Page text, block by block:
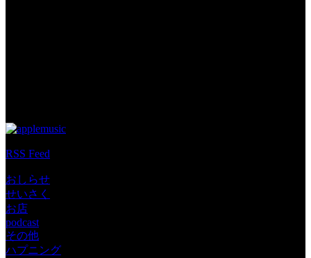
RSS Feed
おしらせ
せいさく
お店
podcast
その他
ハプニング